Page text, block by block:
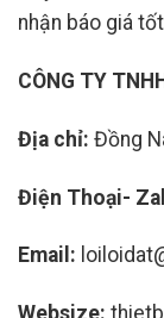
nhận báo giá
CÔNG TY
Địa chỉ: Đồng
Điện Thoại-
Email: